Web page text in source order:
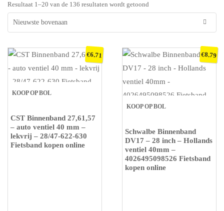
Resultaat 1–20 van de 136 resultaten wordt getoond
KOOP OP BOL
CST Binnenband 27,61,57
– auto ventiel 40 mm –
lekvrij – 28/47-622-630
Fietsband kopen online
€6.71
KOOP OP BOL
Schwalbe Binnenband
DV17 – 28 inch – Hollands
ventiel 40mm –
4026495098526 Fietsband
kopen online
€8.79